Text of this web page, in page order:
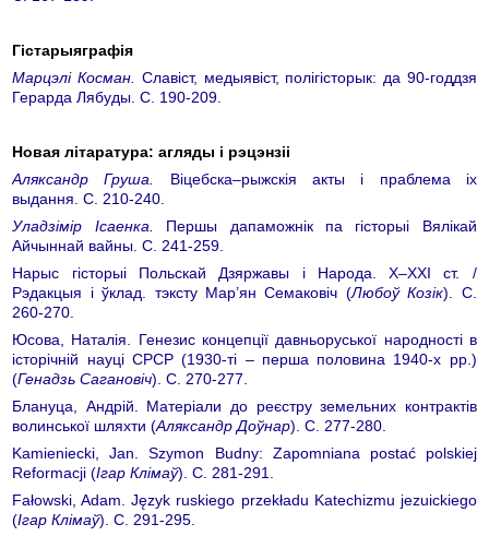
Гістарыяграфія
Марцэлі Косман.
Славіст, медыявіст, полігісторык: да 90-годдзя
Герарда Лябуды. С. 190-209.
Новая літаратура: агляды і рэцэнзіі
Аляксандр Груша.
Віцебска–рыжскія акты і праблема іх
выдання. С. 210-240.
Уладзімір Ісаенка.
Першы дапаможнік па гісторыі Вялікай
Айчыннай вайны. С. 241-259.
Нарыс гісторыі Польскай Дзяржавы і Народа. Х–ХХI ст. /
Рэдакцыя і ўклад. тэксту Мар’ян Семаковіч (Любоў Козік). С.
260-270.
Юсова, Наталія. Генезис концепції давньоруської народності в
історічній науці СРСР (1930-ті – перша половина 1940-х рр.)
(Генадзь Сагановіч). С. 270-277.
Блануца, Андрій. Матеріали до реєстру земельних контрактів
волинської шляхти (Аляксандр Доўнар). С. 277-280.
Kamieniecki, Jan. Szymon Budny: Zapomniana postać polskiej
Reformacji (Ігар Клімаў). С. 281-291.
Fałowski, Adam. Język ruskiego przekładu Katechizmu jezuickiego
(Ігар Клімаў). С. 291-295.